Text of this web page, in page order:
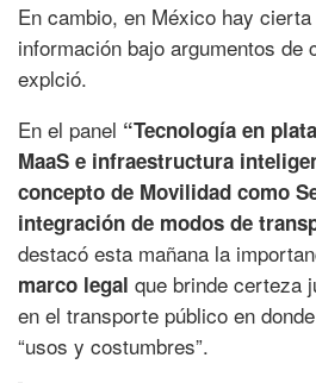
En cambio, en México hay
información bajo argumentos de
explció.
En el panel “Tecnología en
MaaS e infraestructura
concepto de Movilidad como
integración de modos de
destacó esta mañana la
marco legal que brinde certeza
en el transporte público en
“usos y costumbres”.